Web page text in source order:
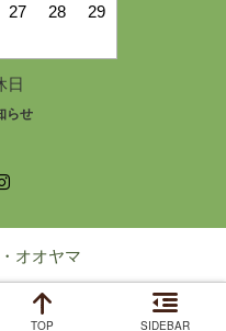
27 28
29
日
らせ
TOP SIDEBAR
オオヤマ